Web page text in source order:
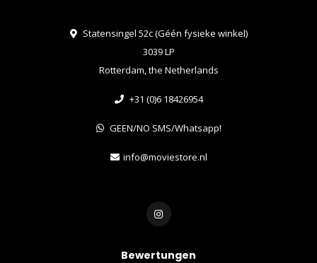
Statensingel 52c (Géén fysieke winkel)
3039 LP
Rotterdam, the Netherlands
+31 (0)6 18426954
GEEN/NO SMS/Whatsapp!
info@moviestore.nl
Bewertungen